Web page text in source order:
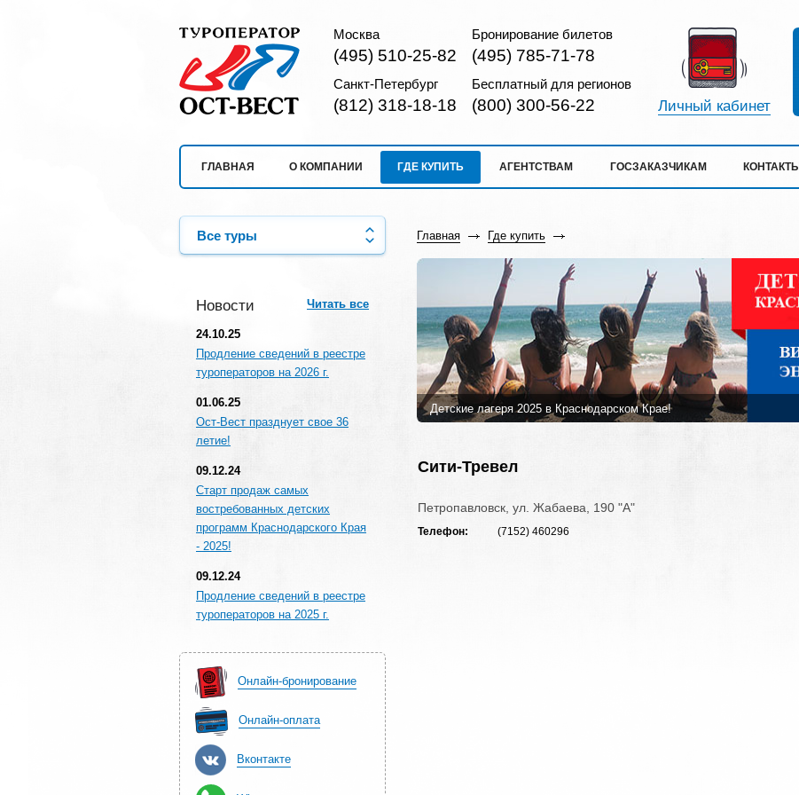
Москва
(495) 510-25-82
Бронирование билетов
(495) 785-71-78
Санкт-Петербург
(812) 318-18-18
Бесплатный для регионов
(800) 300-56-22 Личный кабинет
ГЛАВНАЯ О КОМПАНИИ ГДЕ КУПИТЬ АГЕНТСТВАМ ГОСЗАКАЗЧИКАМ КОНТАКТЫ
Все туры
Новости Читать все
24.10.25
Продление сведений в реестре
туроператоров на 2026 г.
01.06.25
Ост-Вест празднует свое 36
летие!
09.12.24
Старт продаж самых
востребованных детских
программ Краснодарского Края
- 2025!
09.12.24
Продление сведений в реестре
туроператоров на 2025 г.
Онлайн-бронирование
Онлайн-оплата
Вконтакте
Главная Где купить
Детские лагеря 2025 в Краснодарском Крае!
Сити-Тревел
Петропавловск, ул. Жабаева, 190 "А"
Телефон: (7152) 460296